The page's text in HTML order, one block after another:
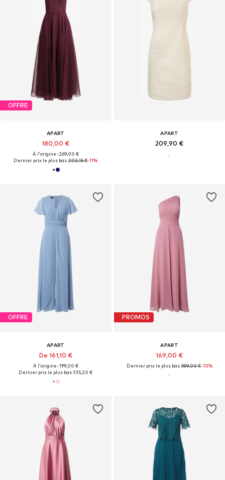
OFFRE
APART
180,00 €
À l'origine : 269,00 €
Dernier prix le plus bas :203,15 €-11%
APART
209,90 €
OFFRE
APART
De 161,10 €
À l'origine : 199,00 €
Dernier prix le plus bas :135,20 €
PROMOS
APART
169,00 €
Dernier prix le plus bas :189,00 €-10%